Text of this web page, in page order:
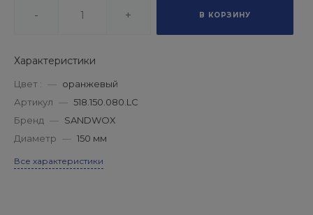
- + В КОРЗИНУ
Характеристики
Цвет : — оранжевый
Артикул — 518.150.080.LC
Бренд — SANDWOX
Диаметр — 150 мм
Все характеристики